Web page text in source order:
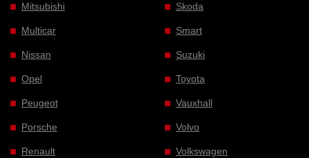
Mitsubishi
Multicar
Nissan
Opel
Peugeot
Porsche
Renault
Skoda
Smart
Suzuki
Toyota
Vauxhall
Volvo
Volkswagen